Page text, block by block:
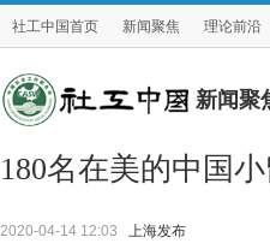
社工中国首页 新闻聚焦 理论前沿
新闻聚
180名在美的中国
2020-04-14 12:03 上海发布